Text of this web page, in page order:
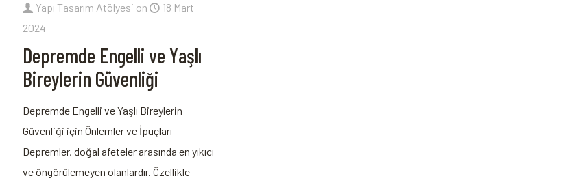
Yapı Tasarım Atölyesi on
18 Mart
2024
Depremde Engelli ve Yaşlı
Bireylerin Güvenliği
Depremde Engelli ve Yaşlı Bireylerin
Güvenliği ​için Önlemler ve İpuçları
Depremler, doğal afeteler arasında ‍en yıkıcı
ve öngörülemeyen olanlardır. Özellikle